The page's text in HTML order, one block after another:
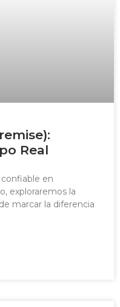
Real
en
exploraremos la
marcar la diferencia